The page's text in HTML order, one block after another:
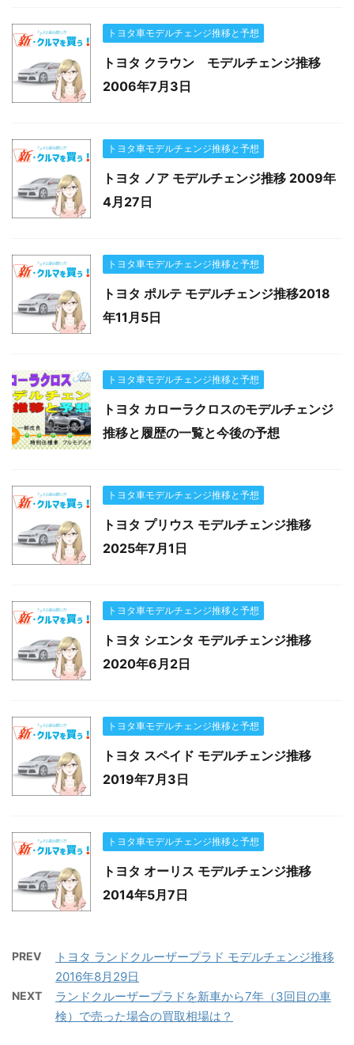
トヨタ車モデルチェンジ推移と予想
トヨタ クラウン モデルチェンジ推移
2006年7月3日
トヨタ車モデルチェンジ推移と予想
トヨタ ノア モデルチェンジ推移 2009年
4月27日
トヨタ車モデルチェンジ推移と予想
トヨタ ポルテ モデルチェンジ推移2018
年11月5日
トヨタ車モデルチェンジ推移と予想
トヨタ カローラクロスのモデルチェンジ
推移と履歴の一覧と今後の予想
トヨタ車モデルチェンジ推移と予想
トヨタ プリウス モデルチェンジ推移
2025年7月1日
トヨタ車モデルチェンジ推移と予想
トヨタ シエンタ モデルチェンジ推移
2020年6月2日
トヨタ車モデルチェンジ推移と予想
トヨタ スペイド モデルチェンジ推移
2019年7月3日
トヨタ車モデルチェンジ推移と予想
トヨタ オーリス モデルチェンジ推移
2014年5月7日
PREV
トヨタ ランドクルーザープラド モデルチェンジ推移
2016年8月29日
NEXT
ランドクルーザープラドを新車から7年（3回目の車
検）で売った場合の買取相場は？